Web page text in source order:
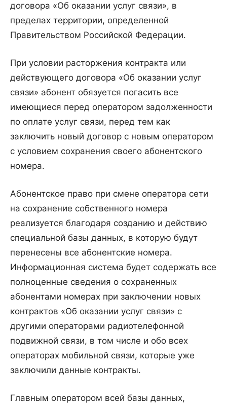
договора «Об оказании услуг связи», в
пределах территории, определенной
Правительством Российской Федерации.
При условии расторжения контракта или
действующего договора «Об оказании услуг
связи» абонент обязуется погасить все
имеющиеся перед оператором задолженности
по оплате услуг связи, перед тем как
заключить новый договор с новым оператором
с условием сохранения своего абонентского
номера.
Абонентское право при смене оператора сети
на сохранение собственного номера
реализуется благодаря созданию и действию
специальной базы данных, в которую будут
перенесены все абонентские номера.
Информационная система будет содержать все
полноценные сведения о сохраненных
абонентами номерах при заключении новых
контрактов «Об оказании услуг связи» с
другими операторами радиотелефонной
подвижной связи, в том числе и обо всех
операторах мобильной связи, которые уже
заключили данные контракты.
Главным оператором всей базы данных,